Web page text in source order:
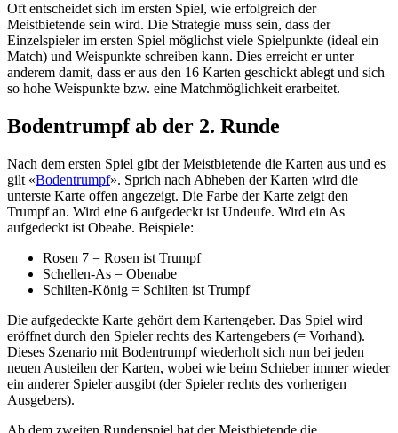
Oft entscheidet sich im ersten Spiel, wie erfolgreich der
Meistbietende sein wird. Die Strategie muss sein, dass der
Einzelspieler im ersten Spiel möglichst viele Spielpunkte (ideal ein
Match) und Weispunkte schreiben kann. Dies erreicht er unter
anderem damit, dass er aus den 16 Karten geschickt ablegt und sich
so hohe Weispunkte bzw. eine Matchmöglichkeit erarbeitet.
Bodentrumpf ab der 2. Runde
Nach dem ersten Spiel gibt der Meistbietende die Karten aus und es
gilt «Bodentrumpf». Sprich nach Abheben der Karten wird die
unterste Karte offen angezeigt. Die Farbe der Karte zeigt den
Trumpf an. Wird eine 6 aufgedeckt ist Undeufe. Wird ein As
aufgedeckt ist Obeabe. Beispiele:
Rosen 7 = Rosen ist Trumpf
Schellen-As = Obenabe
Schilten-König = Schilten ist Trumpf
Die aufgedeckte Karte gehört dem Kartengeber. Das Spiel wird
eröffnet durch den Spieler rechts des Kartengebers (= Vorhand).
Dieses Szenario mit Bodentrumpf wiederholt sich nun bei jeden
neuen Austeilen der Karten, wobei wie beim Schieber immer wieder
ein anderer Spieler ausgibt (der Spieler rechts des vorherigen
Ausgebers).
Ab dem zweiten Rundenspiel hat der Meistbietende die